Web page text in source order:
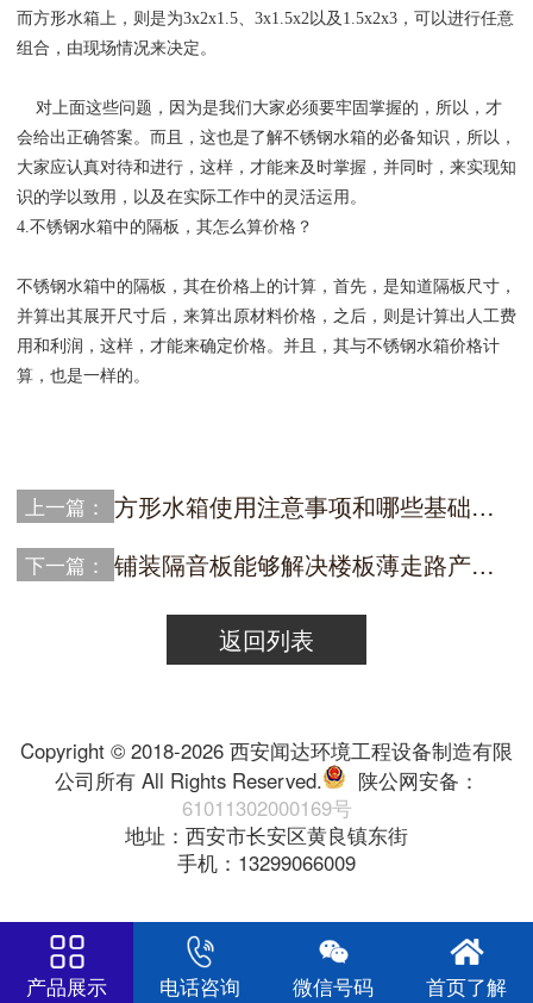
而方形水箱上，则是为3x2x1.5、3x1.5x2以及1.5x2x3，可以进行任意
组合，由现场情况来决定。
对上面这些问题，因为是我们大家必须要牢固掌握的，所以，才
会给出正确答案。而且，这也是了解不锈钢水箱的必备知识，所以，
大家应认真对待和进行，这样，才能来及时掌握，并同时，来实现知
识的学以致用，以及在实际工作中的灵活运用。
4.不锈钢水箱中的隔板，其怎么算价格？
不锈钢水箱中的隔板，其在价格上的计算，首先，是知道隔板尺寸，
并算出其展开尺寸后，来算出原材料价格，之后，则是计算出人工费
用和利润，这样，才能来确定价格。并且，其与不锈钢水箱价格计
算，也是一样的。
上一篇： 方形水箱使用注意事项和哪些基础可用
下一篇： 铺装隔音板能够解决楼板薄走路产生的噪音吗？
返回列表
Copyright © 2018-2026 西安闻达环境工程设备制造有限
公司所有 All Rights Reserved.
陕公网安备：
61011302000169号
地址：西安市长安区黄良镇东街
手机：13299066009
产品展示 电话咨询 微信号码 首页了解